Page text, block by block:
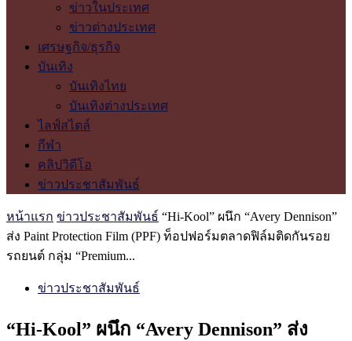
ข่าวในประเทศ
ข่าวต่างประเทศ
เศรษฐกิจ/ธุรกิจ
บันเทิง
บันเทิงไทย
บันเทิงต่างประเทศ
ไลฟ์สไตล์
กีฬา
คลิปวิดีโอ
ข่าวประชาสัมพันธ์
หน้าแรก ข่าวประชาสัมพันธ์ “Hi-Kool” ผนึก “Avery Dennison”
ส่ง Paint Protection Film (PPF) ท็อปฟอร์มตลาดฟิล์มติดกันรอย
รถยนต์ กลุ่ม “Premium...
ข่าวประชาสัมพันธ์
“Hi-Kool” ผนึก “Avery Dennison” ส่ง